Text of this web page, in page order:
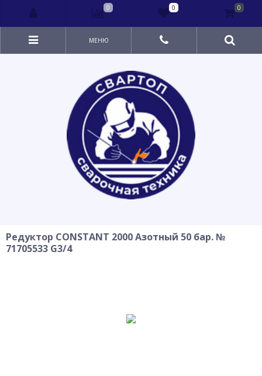
МЕНЮ
Редуктор CONSTANT 2000 Азотный 50 бар. №
71705533 G3/4
0 0 0